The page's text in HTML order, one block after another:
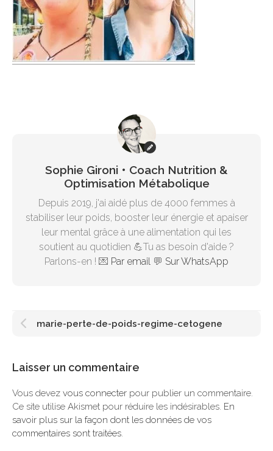
Sophie Gironi • Coach Nutrition &
Optimisation Métabolique
Depuis 2019, j'ai aidé plus de 4000 femmes à
stabiliser leur poids, booster leur énergie et apaiser
leur mental grâce à une alimentation qui les
soutient au quotidien 💪Tu as besoin d'aide ?
Parlons-en ! 💌 Par email 💬 Sur WhatsApp
marie-perte-de-poids-regime-cetogene
Laisser un commentaire
Vous devez vous connecter pour publier un commentaire.
Ce site utilise Akismet pour réduire les indésirables. En
savoir plus sur la façon dont les données de vos
commentaires sont traitées.